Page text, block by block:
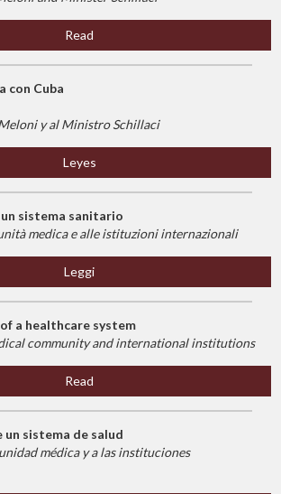
Read
con Cuba
y al Ministro Schillaci
Leyes
sistema sanitario
medica e alle istituzioni internazionali
Leggi
a healthcare system
community and international institutions
Read
un sistema de salud
médica y a las instituciones